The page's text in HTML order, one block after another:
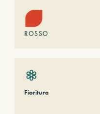
ROSSO
Fioritura